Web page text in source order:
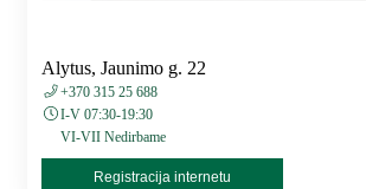
Alytus, Jaunimo g. 22
+370 315 25 688
I-V 07:30-19:30
VI-VII Nedirbame
Registracija internetu